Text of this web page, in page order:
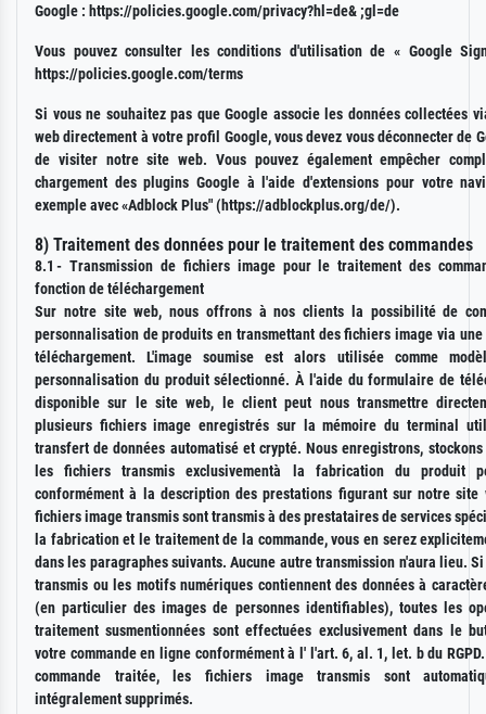
Google : https://policies.google.com/privacy?hl=de& ;gl=de
Vous pouvez consulter les conditions d'utilisation de « Google
https://policies.google.com/terms
Si vous ne souhaitez pas que Google associe les données collectées
web directement à votre profil Google, vous devez vous déconnecter de
de visiter notre site web. Vous pouvez également empêcher
chargement des plugins Google à l'aide d'extensions pour votre
exemple avec «Adblock Plus" (https://adblockplus.org/de/).
8) Traitement des données pour le traitement des commandes
8.1 - Transmission de fichiers image pour le traitement des
fonction de téléchargement
Sur notre site web, nous offrons à nos clients la possibilité de
personnalisation de produits en transmettant des fichiers image via
téléchargement. L'image soumise est alors utilisée comme
personnalisation du produit sélectionné. À l'aide du formulaire de
disponible sur le site web, le client peut nous transmettre
plusieurs fichiers image enregistrés sur la mémoire du terminal
transfert de données automatisé et crypté. Nous enregistrons,
les fichiers transmis exclusivementà la fabrication du produit
conformément à la description des prestations figurant sur notre site
fichiers image transmis sont transmis à des prestataires de services
la fabrication et le traitement de la commande, vous en serez
dans les paragraphes suivants. Aucune autre transmission n'aura lieu.
transmis ou les motifs numériques contiennent des données à
(en particulier des images de personnes identifiables), toutes les
traitement susmentionnées sont effectuées exclusivement dans le
votre commande en ligne conformément à l' l'art. 6, al. 1, let. b du
commande traitée, les fichiers image transmis sont
intégralement supprimés.